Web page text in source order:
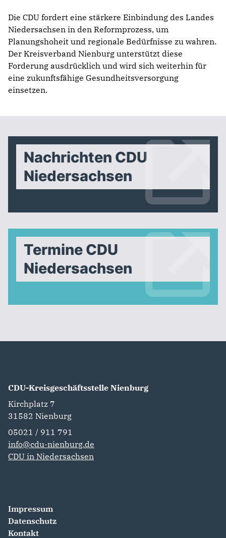
Die CDU fordert eine stärkere Einbindung des Landes
Niedersachsen in den Reformprozess, um
Planungshoheit und regionale Bedürfnisse zu wahren.
Der Kreisverband Nienburg unterstützt diese
Forderung ausdrücklich und wird sich weiterhin für
eine zukunftsfähige Gesundheitsversorgung
einsetzen.
Nachrichten CDU
Niedersachsen
Termine CDU
Niedersachsen
CDU-Kreisgeschäftsstelle Nienburg
Kirchplatz 7
31582 Nienburg
05021 / 911 791
info@cdu-nienburg.de
CDU in Niedersachsen
Impressum
Datenschutz
Kontakt